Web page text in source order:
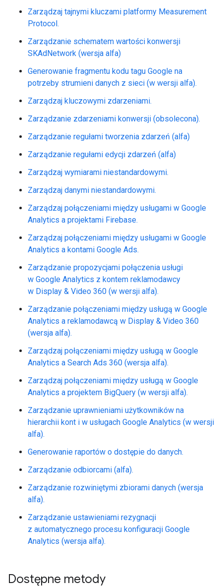
Zarządzaj tajnymi kluczami platformy Measurement
Protocol.
Zarządzanie schematem wartości konwersji
SKAdNetwork (wersja alfa)
Generowanie fragmentu kodu tagu Google na
potrzeby strumieni danych z sieci (w wersji alfa).
Zarządzaj kluczowymi zdarzeniami.
Zarządzanie zdarzeniami konwersji (obsolecona).
Zarządzanie regułami tworzenia zdarzeń (alfa)
Zarządzanie regułami edycji zdarzeń (alfa)
Zarządzaj wymiarami niestandardowymi.
Zarządzaj danymi niestandardowymi.
Zarządzaj połączeniami między usługami w Google
Analytics a projektami Firebase.
Zarządzaj połączeniami między usługami w Google
Analytics a kontami Google Ads.
Zarządzanie propozycjami połączenia usługi
w Google Analytics z kontem reklamodawcy
w Display & Video 360 (w wersji alfa).
Zarządzanie połączeniami między usługą w Google
Analytics a reklamodawcą w Display & Video 360
(wersja alfa).
Zarządzaj połączeniami między usługą w Google
Analytics a Search Ads 360 (wersja alfa).
Zarządzaj połączeniami między usługą w Google
Analytics a projektem BigQuery (w wersji alfa).
Zarządzanie uprawnieniami użytkowników na
hierarchii kont i w usługach Google Analytics (w wersji
alfa).
Generowanie raportów o dostępie do danych.
Zarządzanie odbiorcami (alfa).
Zarządzanie rozwiniętymi zbiorami danych (wersja
alfa).
Zarządzanie ustawieniami rezygnacji
z automatycznego procesu konfiguracji Google
Analytics (wersja alfa).
Dostępne metody